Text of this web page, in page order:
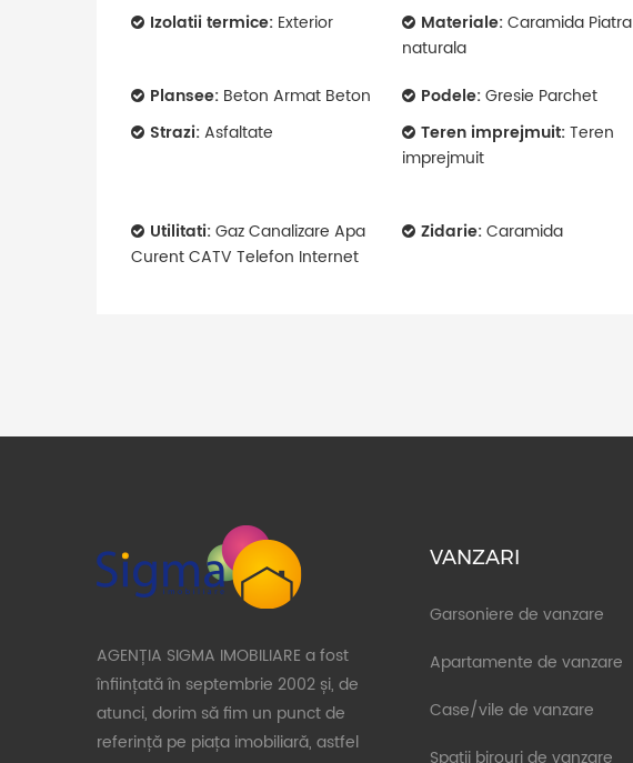
Izolatii termice:Exterior Materiale:Caramida Piatra
naturala
Plansee:Beton Armat Beton Podele:Gresie Parchet
Strazi:Asfaltate Teren imprejmuit:Teren
imprejmuit
Utilitati:Gaz Canalizare Apa
Curent CATV Telefon Internet
Zidarie:Caramida
AGENȚIA SIGMA IMOBILIARE a fost
înființată în septembrie 2002 și, de
atunci, dorim să fim un punct de
referință pe piața imobiliară, astfel
VANZARI
Garsoniere de vanzare
Apartamente de vanzare
Case/vile de vanzare
Spatii birouri de vanzare